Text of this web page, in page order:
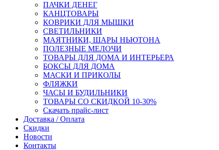
ПАЧКИ ДЕНЕГ
КАНЦТОВАРЫ
КОВРИКИ ДЛЯ МЫШКИ
СВЕТИЛЬНИКИ
МАЯТНИКИ, ШАРЫ НЬЮТОНА
ПОЛЕЗНЫЕ МЕЛОЧИ
ТОВАРЫ ДЛЯ ДОМА И ИНТЕРЬЕРА
БОКСЫ ДЛЯ ДОМА
МАСКИ И ПРИКОЛЫ
ФЛЯЖКИ
ЧАСЫ И БУДИЛЬНИКИ
ТОВАРЫ СО СКИДКОЙ 10-30%
Скачать прайс-лист
Доставка / Оплата
Скидки
Новости
Контакты